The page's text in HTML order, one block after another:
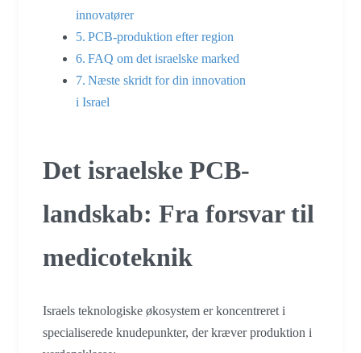
innovatører
PCB-produktion efter region
FAQ om det israelske marked
Næste skridt for din innovation
i Israel
Det israelske PCB-
landskab: Fra forsvar til
medicoteknik
Israels teknologiske økosystem er koncentreret i
specialiserede knudepunkter, der kræver produktion i